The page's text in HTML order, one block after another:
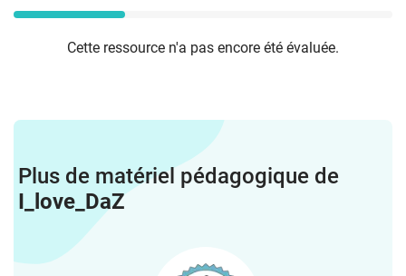
Cette ressource n'a pas encore été évaluée.
Plus de matériel pédagogique de
I_love_DaZ